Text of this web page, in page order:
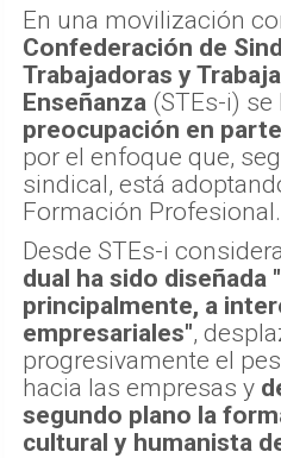
En una movilización
Confederación de
Trabajadoras y
Enseñanza (STEs-i)
preocupación en
por el enfoque que,
sindical, está
Formación Profesional.
Desde STEs-i
dual ha sido diseñada
principalmente, a
empresariales",
progresivamente el
hacia las empresas y
segundo plano la
cultural y humanista